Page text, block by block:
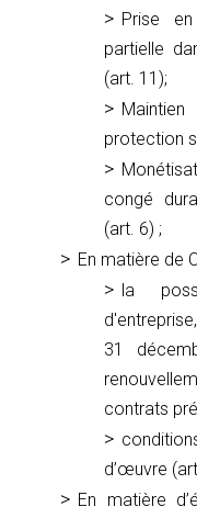
Prise
partielle
(art. 11);
protection
congé
(art. 6) ;
En matière de
la
31
contrats
d’œuvre
En matière